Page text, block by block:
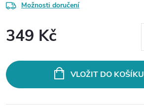
Možnosti doručení
349 Kč
VLOŽIT DO KOŠÍKU